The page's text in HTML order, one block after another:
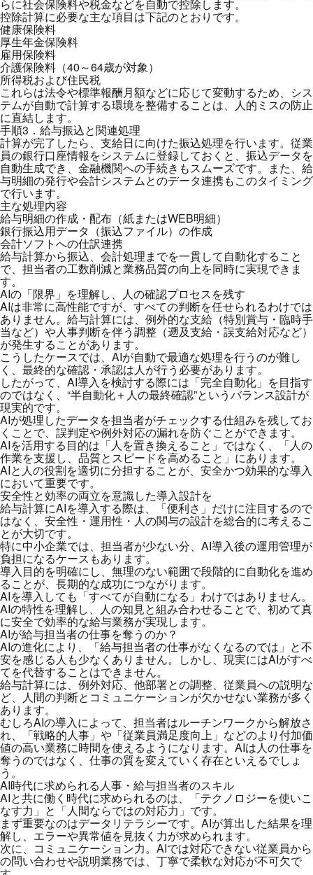
らに社会保険料や税金などを自動で控除します。
控除計算に必要な主な項目は下記のとおりです。
健康保険料
厚生年金保険料
雇用保険料
介護保険料（40～64歳が対象）
所得税および住民税
これらは法令や標準報酬月額などに応じて変動するため、シス
テムが自動で計算する環境を整備することは、人的ミスの防止
に直結します。
手順3．給与振込と関連処理
計算が完了したら、支給日に向けた振込処理を行います。従業
員の銀行口座情報をシステムに登録しておくと、振込データを
自動生成でき、金融機関への手続きもスムーズです。また、給
与明細の発行や会計システムとのデータ連携もこのタイミング
で行います。
主な処理内容
給与明細の作成・配布（紙またはWEB明細）
銀行振込用データ（振込ファイル）の作成
会計ソフトへの仕訳連携
給与計算から振込、会計処理までを一貫して自動化すること
で、担当者の工数削減と業務品質の向上を同時に実現できま
す。
AIの「限界」を理解し、人の確認プロセスを残す
AIは非常に高性能ですが、すべての判断を任せられるわけでは
ありません。給与計算には、例外的な支給（特別賞与・臨時手
当など）や人事判断を伴う調整（遡及支給・誤支給対応など）
が発生することがあります。
こうしたケースでは、AIが自動で最適な処理を行うのが難し
く、最終的な確認・承認は人が行う必要があります。
したがって、AI導入を検討する際には「完全自動化」を目指す
のではなく、“半自動化＋人の最終確認”というバランス設計が
現実的です。
AIが処理したデータを担当者がチェックする仕組みを残してお
くことで、誤判定や例外対応の漏れを防ぐことができます。
AIを活用する目的は「人を置き換えること」ではなく、「人の
作業を支援し、品質とスピードを高めること」にあります。
AIと人の役割を適切に分担することが、安全かつ効果的な導入
において重要です。
安全性と効率の両立を意識した導入設計を
給与計算にAIを導入する際は、「便利さ」だけに注目するので
はなく、安全性・運用性・人の関与の設計を総合的に考えるこ
とが大切です。
特に中小企業では、担当者が少ない分、AI導入後の運用管理が
負担になるケースもあります。
導入目的を明確にし、無理のない範囲で段階的に自動化を進め
ることが、長期的な成功につながります。
AIを導入しても「すべてが自動になる」わけではありません。
AIの特性を理解し、人の知見と組み合わせることで、初めて真
に安全で効率的な給与業務が実現します。
AIが給与担当者の仕事を奪うのか？
AIの進化により、「給与担当者の仕事がなくなるのでは」と不
安を感じる人も少なくありません。しかし、現実にはAIがすべ
てを代替することはできません。
給与計算には、例外対応、他部署との調整、従業員への説明な
ど、人間の判断とコミュニケーションが欠かせない業務が多く
あります。
むしろAIの導入によって、担当者はルーチンワークから解放さ
れ、「戦略的人事」や「従業員満足度向上」などのより付加価
値の高い業務に時間を使えるようになります。AIは人の仕事を
奪うのではなく、仕事の質を変えていく存在といえるでしょ
う。
AI時代に求められる人事・給与担当者のスキル
AIと共に働く時代に求められるのは、「テクノロジーを使いこ
なす力」と「人間ならではの対応力」です。
まず重要なのはデータリテラシーです。AIが算出した結果を理
解し、エラーや異常値を見抜く力が求められます。
次に、コミュニケーション力。AIでは対応できない従業員から
の問い合わせや説明業務では、丁寧で柔軟な対応が不可欠で